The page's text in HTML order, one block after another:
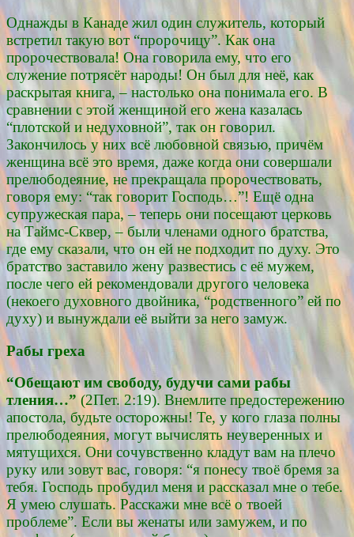
Однажды в Канаде жил один служитель, который
встретил такую вот “пророчицу”. Как она
пророчествовала! Она говорила ему, что его
служение потрясёт народы! Он был для неё, как
раскрытая книга, – настолько она понимала его. В
сравнении с этой женщиной его жена казалась
“плотской и недуховной”, так он говорил.
Закончилось у них всё любовной связью, причём
женщина всё это время, даже когда они совершали
прелюбодеяние, не прекращала пророчествовать,
говоря ему: “так говорит Господь…”! Ещё одна
супружеская пара, – теперь они посещают церковь
на Таймс-Сквер, – были членами одного братства,
где ему сказали, что он ей не подходит по духу. Это
братство заставило жену развестись с её мужем,
после чего ей рекомендовали другого человека
(некоего духовного двойника, “родственного” ей по
духу) и вынуждали её выйти за него замуж.
Рабы греха
“Обещают им свободу, будучи сами рабы
тления…” (2Пет. 2:19). Внемлите предостережению
апостола, будьте осторожны! Те, у кого глаза полны
прелюбодеяния, могут вычислять неуверенных и
мятущихся. Они сочувственно кладут вам на плечо
руку или зовут вас, говоря: “я понесу твоё бремя за
тебя. Господь пробудил меня и рассказал мне о тебе.
Я умею слушать. Расскажи мне всё о твоей
проблеме”. Если вы женаты или замужем, и по